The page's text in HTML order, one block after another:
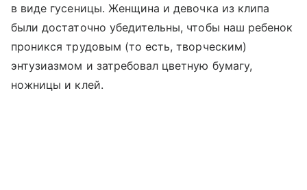
в виде гусеницы. Женщина и девочка из клипа
были достаточно убедительны, чтобы наш ребенок
проникся трудовым (то есть, творческим)
энтузиазмом и затребовал цветную бумагу,
ножницы и клей.